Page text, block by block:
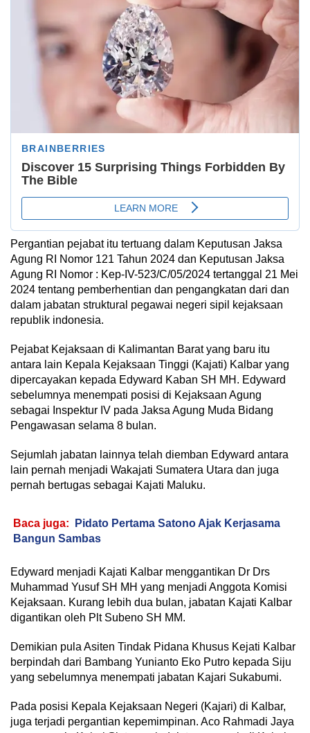
Pergantian pejabat itu tertuang dalam Keputusan Jaksa
Agung RI Nomor 121 Tahun 2024 dan Keputusan Jaksa
Agung RI Nomor : Kep-IV-523/C/05/2024 tertanggal 21 Mei
2024 tentang pemberhentian dan pengangkatan dari dan
dalam jabatan struktural pegawai negeri sipil kejaksaan
republik indonesia.
Pejabat Kejaksaan di Kalimantan Barat yang baru itu
antara lain Kepala Kejaksaan Tinggi (Kajati) Kalbar yang
dipercayakan kepada Edyward Kaban SH MH. Edyward
sebelumnya menempati posisi di Kejaksaan Agung
sebagai Inspektur IV pada Jaksa Agung Muda Bidang
Pengawasan selama 8 bulan.
Sejumlah jabatan lainnya telah diemban Edyward antara
lain pernah menjadi Wakajati Sumatera Utara dan juga
pernah bertugas sebagai Kajati Maluku.
Baca juga:
Pidato Pertama Satono Ajak Kerjasama
Bangun Sambas
Edyward menjadi Kajati Kalbar menggantikan Dr Drs
Muhammad Yusuf SH MH yang menjadi Anggota Komisi
Kejaksaan. Kurang lebih dua bulan, jabatan Kajati Kalbar
digantikan oleh Plt Subeno SH MM.
Demikian pula Asiten Tindak Pidana Khusus Kejati Kalbar
berpindah dari Bambang Yunianto Eko Putro kepada Siju
yang sebelumnya menempati jabatan Kajari Sukabumi.
Pada posisi Kepala Kejaksaan Negeri (Kajari) di Kalbar,
juga terjadi pergantian kepemimpinan. Aco Rahmadi Jaya